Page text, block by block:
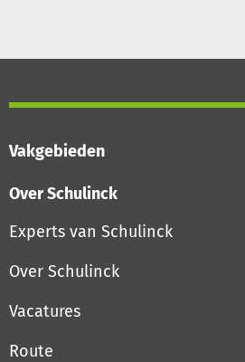
Vakgebieden
Over Schulinck
Experts van Schulinck
Over Schulinck
Vacatures
Route